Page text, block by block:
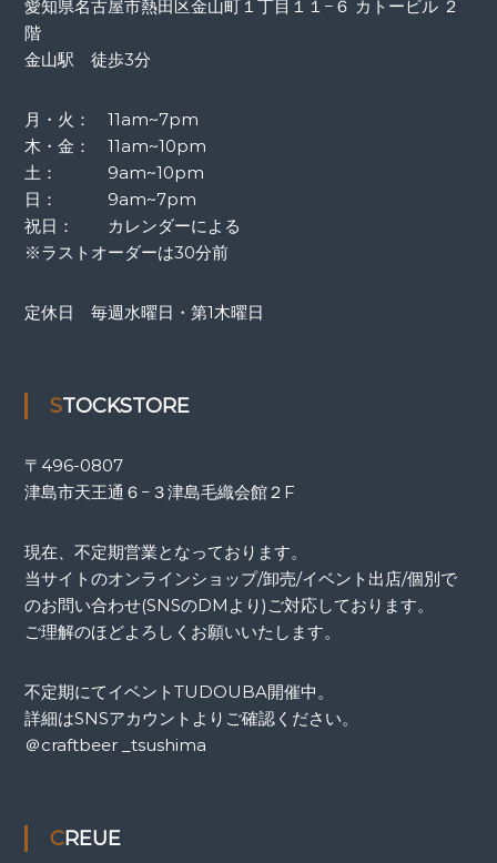
愛知県名古屋市熱田区金山町１丁目１１−６ カトービル ２
階
金山駅 徒歩3分
月・火： 11am~7pm
木・金： 11am~10pm
土： 9am~10pm
日： 9am~7pm
祝日： カレンダーによる
※ラストオーダーは30分前
定休日 毎週水曜日・第1木曜日
STOCKSTORE
〒 496-0807
津島市天王通６−３津島毛織会館２F
現在、不定期営業となっております。
当サイトのオンラインショップ/卸売/イベント出店/個別で
のお問い合わせ(SNSのDMより)ご対応しております。
ご理解のほどよろしくお願いいたします。
不定期にてイベントTUDOUBA開催中。
詳細はSNSアカウントよりご確認ください。
＠craftbeer _tsushima
CREUE